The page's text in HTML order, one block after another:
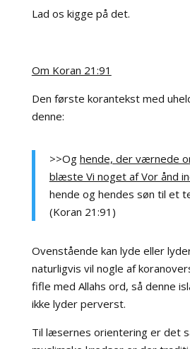
Lad os kigge på det.
Om Koran 21:91
Den første korantekst med
denne:
>>Og hende, der værnede
blæste Vi noget af Vor ånd
hende og hendes søn til et
(Koran 21:91)
Ovenstående kan lyde eller
naturligvis vil nogle af
fifle med Allahs ord, så denne
ikke lyder perverst.
Til læsernes orientering er det